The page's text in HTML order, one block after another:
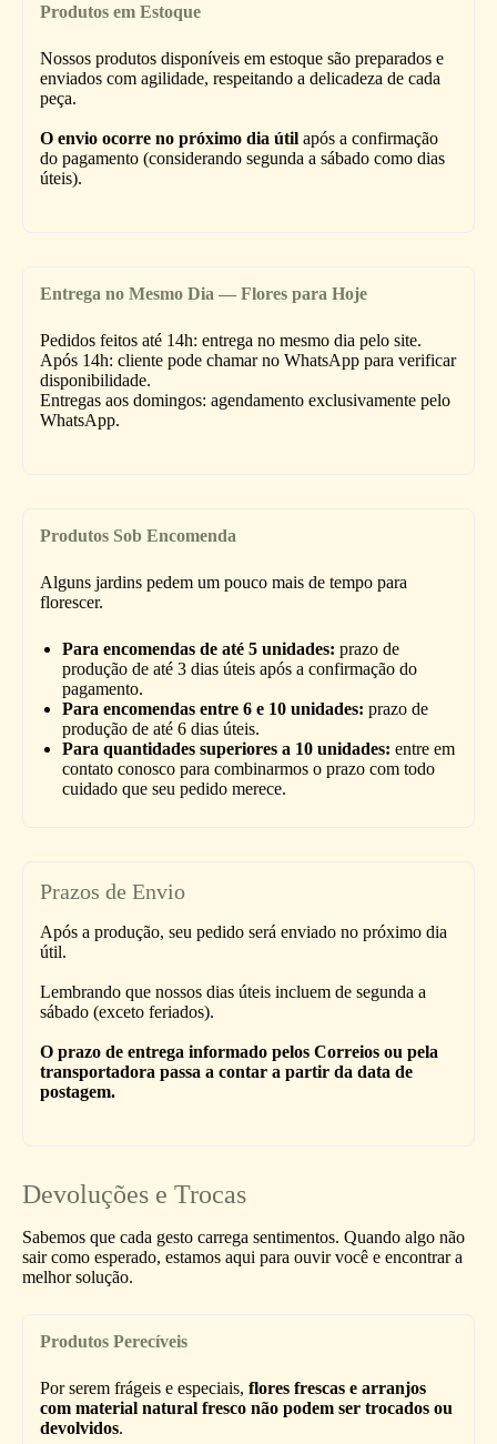
Produtos em Estoque
Nossos produtos disponíveis em estoque são preparados e
enviados com agilidade, respeitando a delicadeza de cada
peça.
O envio ocorre no próximo dia útil após a confirmação
do pagamento (considerando segunda a sábado como dias
úteis).
Entrega no Mesmo Dia — Flores para Hoje
Pedidos feitos até 14h: entrega no mesmo dia pelo site.
Após 14h: cliente pode chamar no WhatsApp para verificar
disponibilidade.
Entregas aos domingos: agendamento exclusivamente pelo
WhatsApp.
Produtos Sob Encomenda
Alguns jardins pedem um pouco mais de tempo para
florescer.
Para encomendas de até 5 unidades: prazo de
produção de até 3 dias úteis após a confirmação do
pagamento.
Para encomendas entre 6 e 10 unidades: prazo de
produção de até 6 dias úteis.
Para quantidades superiores a 10 unidades: entre em
contato conosco para combinarmos o prazo com todo
cuidado que seu pedido merece.
Prazos de Envio
Após a produção, seu pedido será enviado no próximo dia
útil.
Lembrando que nossos dias úteis incluem de segunda a
sábado (exceto feriados).
O prazo de entrega informado pelos Correios ou pela
transportadora passa a contar a partir da data de
postagem.
Devoluções e Trocas
Sabemos que cada gesto carrega sentimentos. Quando algo não
sair como esperado, estamos aqui para ouvir você e encontrar a
melhor solução.
Produtos Perecíveis
Por serem frágeis e especiais, flores frescas e arranjos
com material natural fresco não podem ser trocados ou
devolvidos.